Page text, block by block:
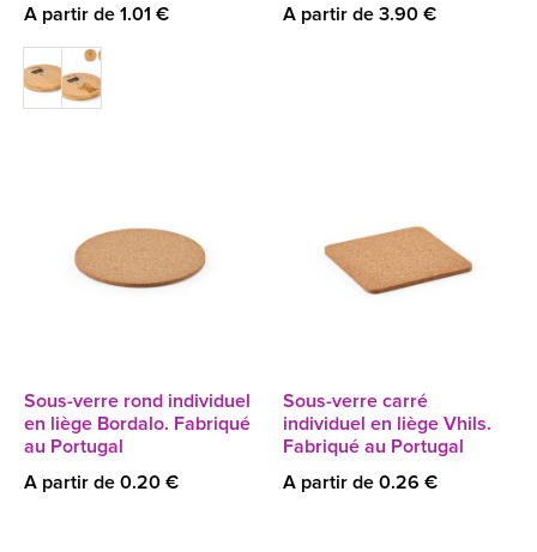
A partir de 1.01 €
A partir de 3.90 €
Sous-verre rond individuel
en liège Bordalo. Fabriqué
au Portugal
A partir de 0.20 €
Sous-verre carré
individuel en liège Vhils.
Fabriqué au Portugal
A partir de 0.26 €